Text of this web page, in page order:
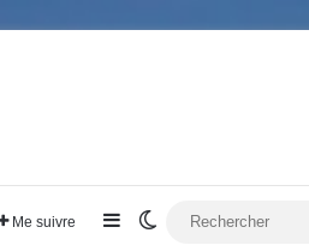
Me suivre Sidebar (barre latérale)
Switch skin